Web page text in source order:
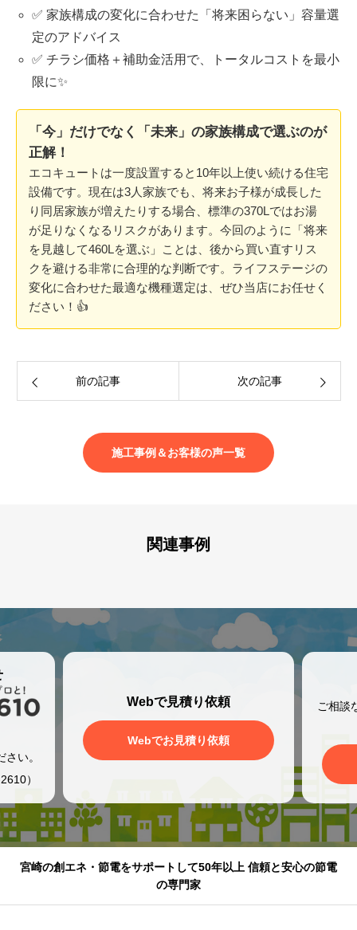
✅ 家族構成の変化に合わせた「将来困らない」容量選
定のアドバイス
✅ チラシ価格＋補助金活用で、トータルコストを最小
限に✨
「今」だけでなく「未来」の家族構成で選ぶのが
正解！
エコキュートは一度設置すると10年以上使い続ける住宅
設備です。現在は3人家族でも、将来お子様が成長した
り同居家族が増えたりする場合、標準の370Lではお湯
が足りなくなるリスクがあります。今回のように「将来
を見越して460Lを選ぶ」ことは、後から買い直すリス
クを避ける非常に合理的な判断です。ライフステージの
変化に合わせた最適な機種選定は、ぜひ当店にお任せく
ださい！👍
前の記事 次の記事
施工事例＆お客様の声一覧
関連事例
い。
）
Webで見積り依頼
Webでお見積り依頼
ご相談
宮崎の創エネ・節電をサポートして50年以上 信頼と安心の節電
の専門家